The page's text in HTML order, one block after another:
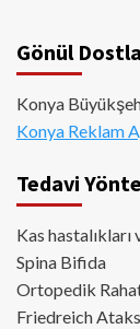
Gönül
Konya
Konya Reklam
Tedavi
Kas
Spina Bifida
Ortopedik
Friedreich